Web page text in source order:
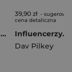
Dogman Tom 14 Józek wierzy
39,90 zł -
cena detaliczna
Dav Pilkey